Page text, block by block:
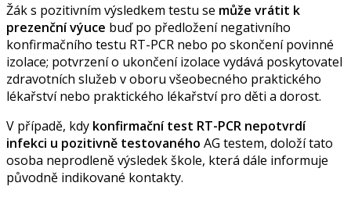
Žák s pozitivním výsledkem testu se může vrátit k
prezenční výuce buď po předložení negativního
konfirmačního testu RT-PCR nebo po skončení povinné
izolace; potvrzení o ukončení izolace vydává poskytovatel
zdravotních služeb v oboru všeobecného praktického
lékařství nebo praktického lékařství pro děti a dorost.
V případě, kdy konfirmační test RT-PCR nepotvrdí
infekci u pozitivně testovaného AG testem, doloží tato
osoba neprodleně výsledek škole, která dále informuje
původně indikované kontakty.